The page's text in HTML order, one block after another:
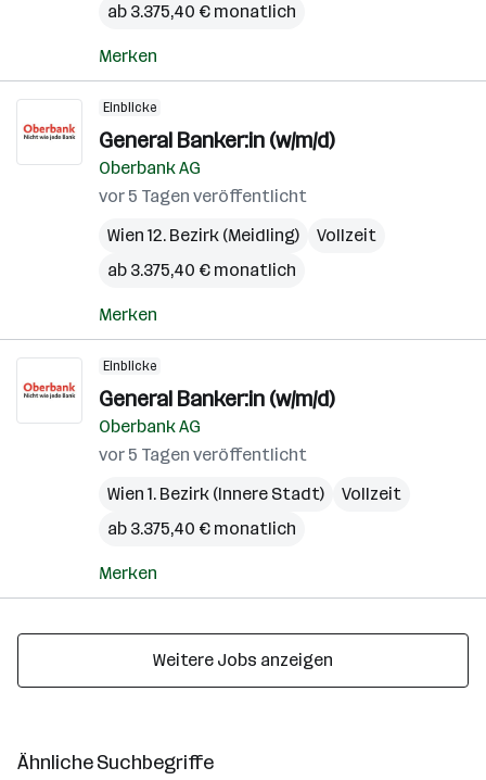
ab 3.375,40 € monatlich
Merken
Einblicke
General Banker:in (w/m/d)
Oberbank AG
vor 5 Tagen veröffentlicht
Wien 12. Bezirk (Meidling)
Vollzeit
ab 3.375,40 € monatlich
Merken
Einblicke
General Banker:in (w/m/d)
Oberbank AG
vor 5 Tagen veröffentlicht
Wien 1. Bezirk (Innere Stadt)
Vollzeit
ab 3.375,40 € monatlich
Merken
Weitere Jobs anzeigen
Ähnliche Suchbegriffe